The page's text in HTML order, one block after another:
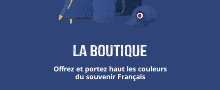
La boutique
Offrez et portez haut les couleurs
du souvenir Français